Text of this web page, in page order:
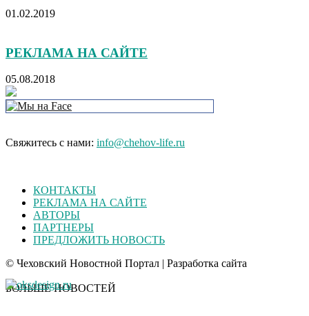
01.02.2019
РЕКЛАМА НА САЙТЕ
05.08.2018
Свяжитесь с нами: info@chehov-life.ru
КОНТАКТЫ
РЕКЛАМА НА САЙТЕ
АВТОРЫ
ПАРТНЕРЫ
ПРЕДЛОЖИТЬ НОВОСТЬ
© Чеховский Новостной Портал | Разработка сайта
БОЛЬШЕ НОВОСТЕЙ